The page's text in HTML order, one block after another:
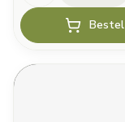
Bestel